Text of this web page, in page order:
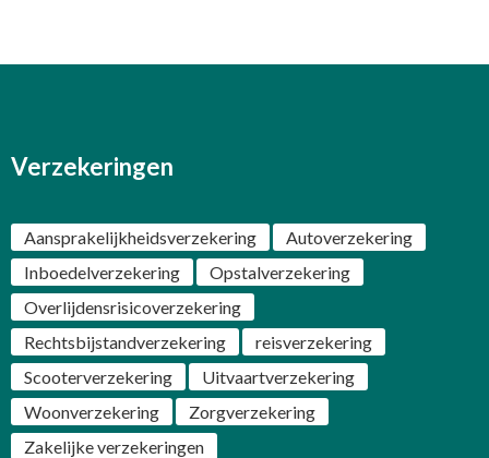
Verzekeringen
Aansprakelijkheidsverzekering
Autoverzekering
Inboedelverzekering
Opstalverzekering
Overlijdensrisicoverzekering
Rechtsbijstandverzekering
reisverzekering
Scooterverzekering
Uitvaartverzekering
Woonverzekering
Zorgverzekering
Zakelijke verzekeringen